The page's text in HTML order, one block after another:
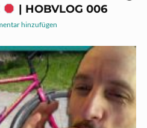
| HOBVLOG 006
hinzufügen